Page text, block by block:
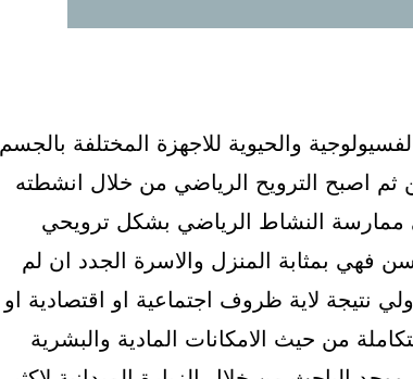
والحيوية للاجهزة المختلفة بالجسم
ثم اصبح الترويح الرياضي من خلال انشطته
ممارسة النشاط الرياضي بشكل ترويحي
فهي بمثابة المنزل والاسرة الجدد ان لم
نتيجة لاية ظروف اجتماعية او اقتصادية او
من حيث الامكانات المادية والبشرية